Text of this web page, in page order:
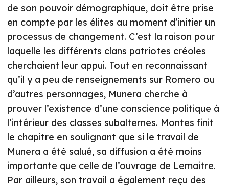
de son pouvoir démographique, doit être prise
en compte par les élites au moment d’initier un
processus de changement. C’est la raison pour
laquelle les différents clans patriotes créoles
cherchaient leur appui. Tout en reconnaissant
qu’il y a peu de renseignements sur Romero ou
d’autres personnages, Munera cherche à
prouver l’existence d’une conscience politique à
l’intérieur des classes subalternes. Montes finit
le chapitre en soulignant que si le travail de
Munera a été salué, sa diffusion a été moins
importante que celle de l’ouvrage de Lemaitre.
Par ailleurs, son travail a également reçu des